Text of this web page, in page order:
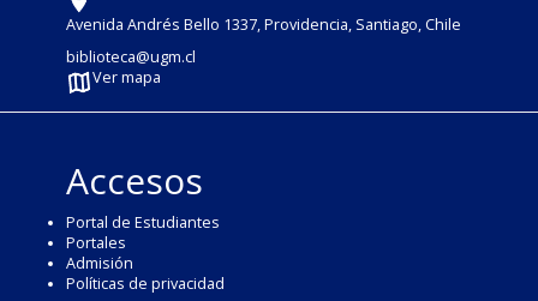
Avenida Andrés Bello 1337, Providencia, Santiago, Chile
biblioteca@ugm.cl
Ver mapa
Accesos
Portal de Estudiantes
Portales
Admisión
Políticas de privacidad